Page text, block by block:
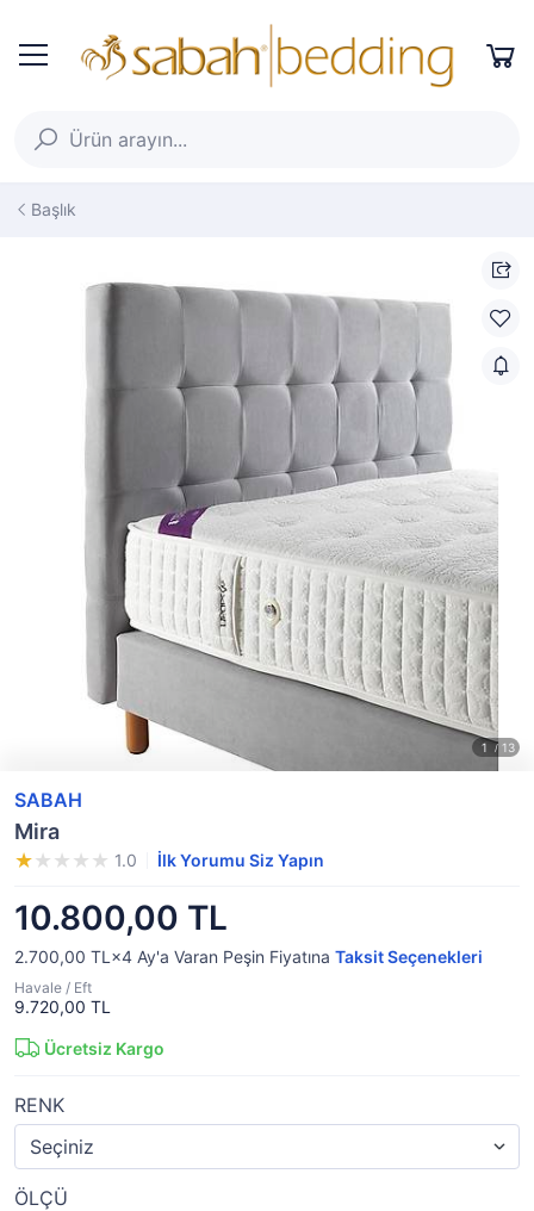
Başlık
SABAH
Mira
1.0 İlk Yorumu Siz Yapın
10.800,00 TL
2.700,00 TL×4 Ay'a Varan Peşin Fiyatına Taksit Seçenekleri
Havale / Eft
9.720,00 TL
Ücretsiz Kargo
RENK
ÖLÇÜ